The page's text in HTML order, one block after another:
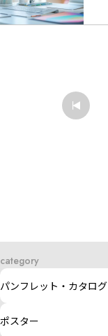
category
パンフレット・カタログ
ポスター